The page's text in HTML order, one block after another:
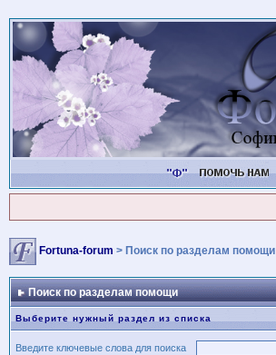
Fortuna-forum > Поиск по разделам помощи
Поиск по разделам помощи
Выберите нужный раздел из списка
Введите ключевые слова для поиска